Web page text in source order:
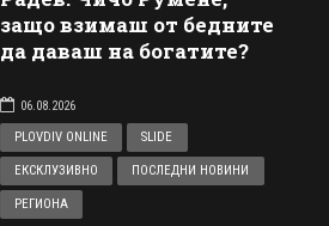
защо взимаш от бедните
да даваш на богатите?
06.08.2026
PLOVDIV ONLINE
SLIDE
ЕКСКЛУЗИВНО ПОСЛЕДНИ НОВИНИ
РЕГИОНА